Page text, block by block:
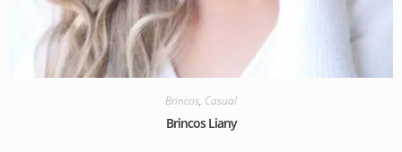
Brincos, Casual
Brincos Liany